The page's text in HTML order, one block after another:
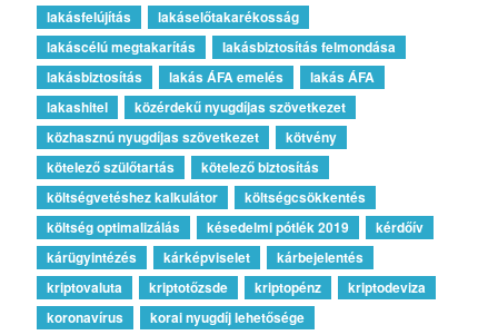
lakásfelújítás
lakáselőtakarékosság
lakáscélú megtakarítás
lakásbiztosítás felmondása
lakásbiztosítás
lakás ÁFA emelés
lakás ÁFA
lakashitel
közérdekű nyugdíjas szövetkezet
közhasznú nyugdíjas szövetkezet
kötvény
kötelező szülőtartás
kötelező biztosítás
költségvetéshez kalkulátor
költségcsökkentés
költség optimalizálás
késedelmi pótlék 2019
kérdőív
kárügyintézés
kárképviselet
kárbejelentés
kriptovaluta
kriptotőzsde kriptopénz
kriptodeviza
koronavírus
korai nyugdíj lehetősége